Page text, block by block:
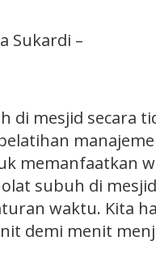
Sukardi –
di mesjid secara
memanfaatkan
subuh di
waktu. Kita
demi menit